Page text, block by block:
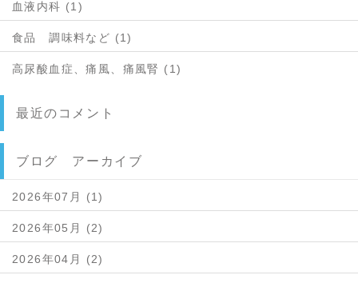
血液内科 (1)
食品 調味料など (1)
高尿酸血症、痛風、痛風腎 (1)
最近のコメント
ブログ アーカイブ
2026年07月 (1)
2026年05月 (2)
2026年04月 (2)